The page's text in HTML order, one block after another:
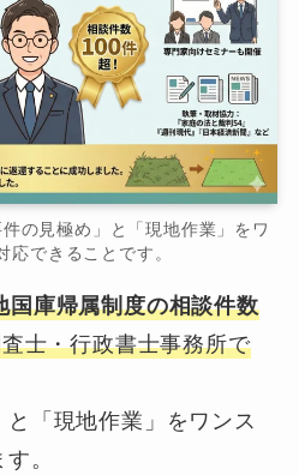
の見極め」と「現地作業」をワ
応できることです。
国庫帰属制度の相談件数
士・行政書士事務所で
と「現地作業」をワンス
。